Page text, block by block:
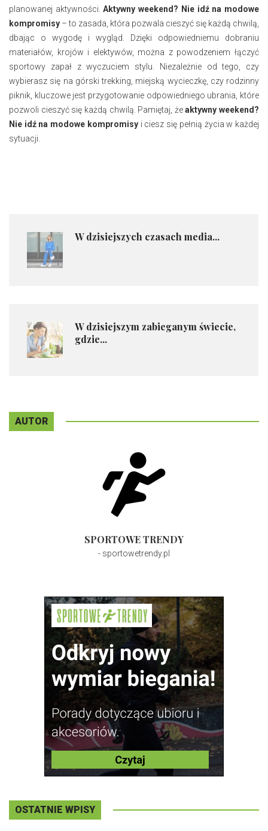
planowanej aktywności.Aktywny weekend? Nie idź na modowe
kompromisy – to zasada, która pozwala cieszyć się każdą chwilą,
dbając o wygodę i wygląd. Dzięki odpowiedniemu dobraniu
materiałów, krojów i elektywów, można z powodzeniem łączyć
sportowy zapał z wyczuciem stylu. Niezależnie od tego, czy
wybierasz się na górski trekking, miejską wycieczkę, czy rodzinny
piknik, kluczowe jest przygotowanie odpowiedniego ubrania, które
pozwoli cieszyć się każdą chwilą. Pamiętaj, żeaktywny weekend?
Nie idź na modowe kompromisyi ciesz się pełnią życia w każdej
sytuacji.
W dzisiejszych czasach media...
W dzisiejszym zabieganym świecie,
gdzie...
AUTOR
SPORTOWE TRENDY
- sportowetrendy.pl
OSTATNIE WPISY